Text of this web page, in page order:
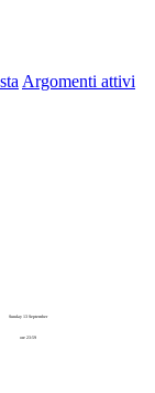
Argomenti attivi
Sunday 13 September
ore 23:59